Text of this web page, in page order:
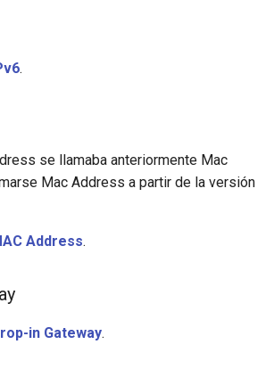
.
se llamaba anteriormente Mac
Mac Address a partir de la versión
Address.
in Gateway.